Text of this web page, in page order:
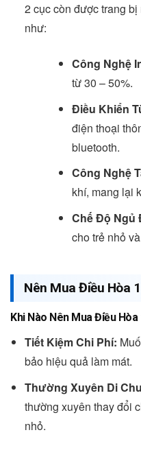
2 cục còn được trang
như:
Công Nghệ
từ 30 – 50%.
Điều Khiển
điện thoại
bluetooth.
Công Nghệ
khí, mang lại
Chế Độ Ngủ
cho trẻ nhỏ
Nên Mua Điều Hòa
Khi Nào Nên Mua Điều Hòa
Tiết Kiệm Chi Phí:
bảo hiệu quả làm mát.
Thường Xuyên Di
thường xuyên thay đổi
nhỏ.